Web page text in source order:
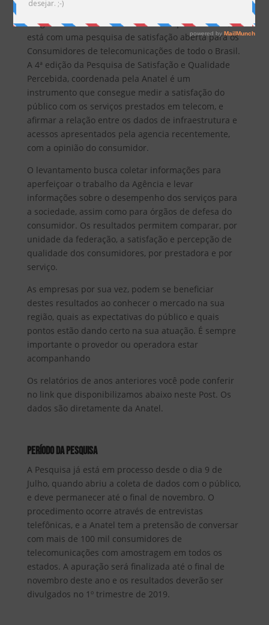
A Agência Nacional de Telecomunicações – Anatel,
está com uma pesquisa de satisfação aberta para os
Consumidores de telecomunicações de todo o Brasil.
A 4ª edição da Pesquisa de Satisfação e Qualidade
Percebida, coordenada pela Anatel é um
instrumento que consegue medir a satisfação do
público com os serviços prestados em telecom, e
afirmar a relação entre os dados de infraestrutura e
acessos apresentados pela agencia recentemente,
com a opinião do consumidor.
O levantamento busca coletar informações para
aperfeiçoar o trabalho da Agência e levar
informações sobre o desempenho dos serviços para
a sociedade, assim como para órgãos de defesa do
consumidor. Os resultados permitem comparar, por
unidade da federação, a satisfação e percepção de
qualidade dos consumidores, por prestadora e por
serviço.
As empresas por sua vez, podem se beneficiar
destes resultados ao conhecer o mercado na sua
região, quais as expectativas do público e quais
pontos estão dando certo na sua atuação. É sempre
importante o provedor ou operadora estar
acompanhando
Os relatórios de anos anteriores você pode conferir
no link que disponibilizamos abaixo neste Post. Os
dados são diretamente da Anatel.
PERÍODO DA PESQUISA
A Pesquisa já está em processo desde o dia 9 de
Julho, quando abriu a coleta de dados com o público,
e deve permanecer até o final de novembro. O
procedimento ocorre através de entrevistas
telefônicas, e a Anatel tem a pretensão de conversar
com mais de 100 mil consumidores de
telecomunicações com amostragem em todos os
estados. A apuração será finalizada até o final de
novembro deste ano e os resultados deverão ser
divulgados no 1º trimestre de 2019.